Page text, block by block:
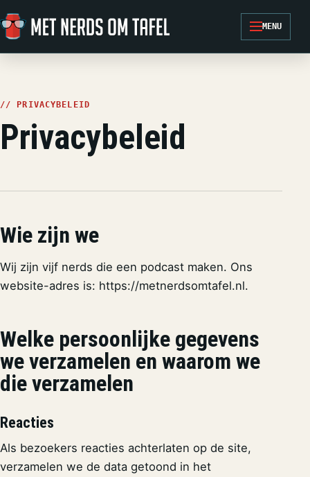
Ga naar de inhoud
MENU
// PRIVACYBELEID
Privacybeleid
Wie zijn we
Wij zijn vijf nerds die een podcast maken. Ons
website-adres is: https://metnerdsomtafel.nl.
Welke persoonlijke gegevens
we verzamelen en waarom we
die verzamelen
Reacties
Als bezoekers reacties achterlaten op de site,
verzamelen we de data getoond in het